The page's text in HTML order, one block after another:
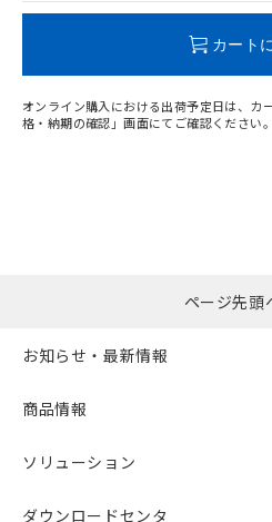
カート
オンライン購入における出荷予定日は、カ
格・納期の確認」画面にてご確認ください。
ページ先頭
お知らせ・最新情報
商品情報
ソリューション
ダウンロードセンタ